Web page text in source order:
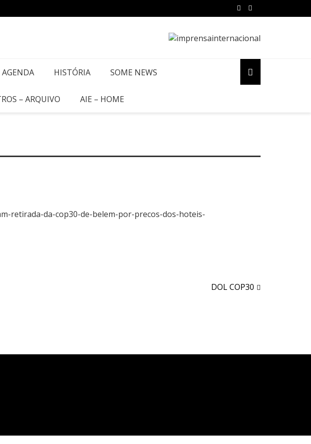
AGENDA HISTÓRIA SOME NEWS
– ARQUIVO AIE – HOME
retirada-da-cop30-de-belem-por-precos-dos-hoteis-
DOL COP30